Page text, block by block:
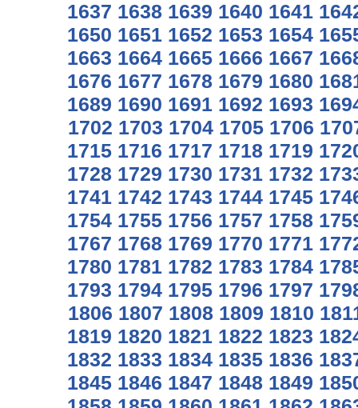
1637 1638 1639 1640 1641
1650 1651 1652 1653 1654
1663 1664 1665 1666 1667
1676 1677 1678 1679 1680
1689 1690 1691 1692 1693
1702 1703 1704 1705 1706
1715 1716 1717 1718 1719
1728 1729 1730 1731 1732
1741 1742 1743 1744 1745
1754 1755 1756 1757 1758
1767 1768 1769 1770 1771
1780 1781 1782 1783 1784
1793 1794 1795 1796 1797
1806 1807 1808 1809 1810
1819 1820 1821 1822 1823
1832 1833 1834 1835 1836
1845 1846 1847 1848 1849